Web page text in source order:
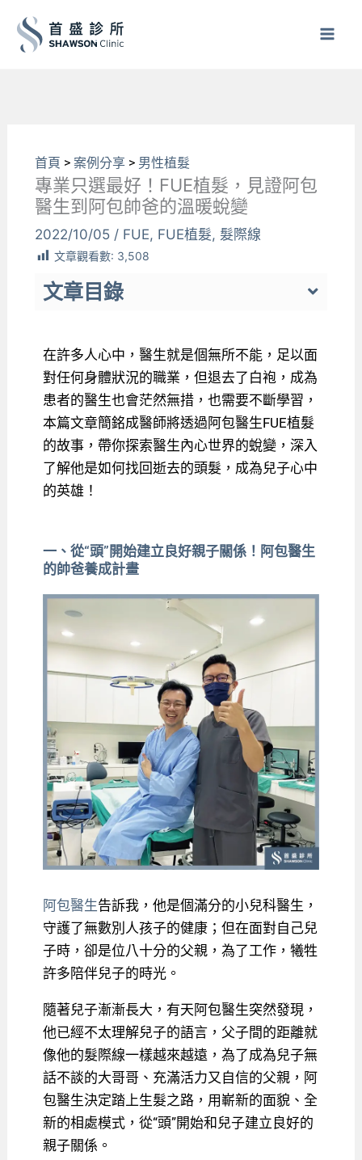
首頁 >案例分享 > 男性植髮
專業只選最好！FUE植髮，見證阿包
醫生到阿包帥爸的溫暖蛻變
2022/10/05 / FUE, FUE植髮, 髮際線
文章觀看數: 3,508
文章目錄
在許多人心中，醫生就是個無所不能，足以面
對任何身體狀況的職業，但退去了白袍，成為
患者的醫生也會茫然無措，也需要不斷學習，
本篇文章簡銘成醫師將透過阿包醫生FUE植髮
的故事，帶你探索醫生內心世界的蛻變，深入
了解他是如何找回逝去的頭髮，成為兒子心中
的英雄！
一、從“頭”開始建立良好親子關係！阿包醫生
的帥爸養成計畫
阿包醫生告訴我，他是個滿分的小兒科醫生，
守護了無數別人孩子的健康；但在面對自己兒
子時，卻是位八十分的父親，為了工作，犧牲
許多陪伴兒子的時光。
隨著兒子漸漸長大，有天阿包醫生突然發現，
他已經不太理解兒子的語言，父子間的距離就
像他的髮際線一樣越來越遠，為了成為兒子無
話不談的大哥哥、充滿活力又自信的父親，阿
包醫生決定踏上生髮之路，用嶄新的面貌、全
新的相處模式，從“頭”開始和兒子建立良好的
親子關係。